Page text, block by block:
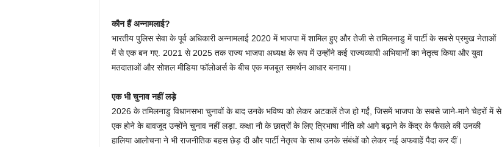
कौन हैं अन्नामलाई?
भारतीय पुलिस सेवा के पूर्व अधिकारी अन्नामलाई 2020 में भाजपा में शामिल हुए और तेजी से तमिलनाडु में पार्टी के सबसे प्रमुख नेताओं
में से एक बन गए. 2021 से 2025 तक राज्य भाजपा अध्यक्ष के रूप में उन्होंने कई राज्यव्यापी अभियानों का नेतृत्व किया और युवा
मतदाताओं और सोशल मीडिया फॉलोअर्स के बीच एक मजबूत समर्थन आधार बनाया।
एक भी चुनाव नहीं लड़े
2026 के तमिलनाडु विधानसभा चुनावों के बाद उनके भविष्य को लेकर अटकलें तेज हो गईं, जिसमें भाजपा के सबसे जाने-माने चेहरों में से
एक होने के बावजूद उन्होंने चुनाव नहीं लड़ा. कक्षा नौ के छात्रों के लिए त्रिभाषा नीति को आगे बढ़ाने के केंद्र के फैसले की उनकी
हालिया आलोचना ने भी राजनीतिक बहस छेड़ दी और पार्टी नेतृत्व के साथ उनके संबंधों को लेकर नई अफवाहें पैदा कर दीं।